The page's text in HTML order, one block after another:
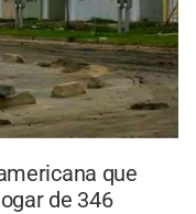
que
de 346